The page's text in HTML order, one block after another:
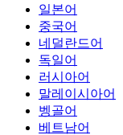
일본어
중국어
네덜란드어
독일어
러시아어
말레이시아어
벵골어
베트남어